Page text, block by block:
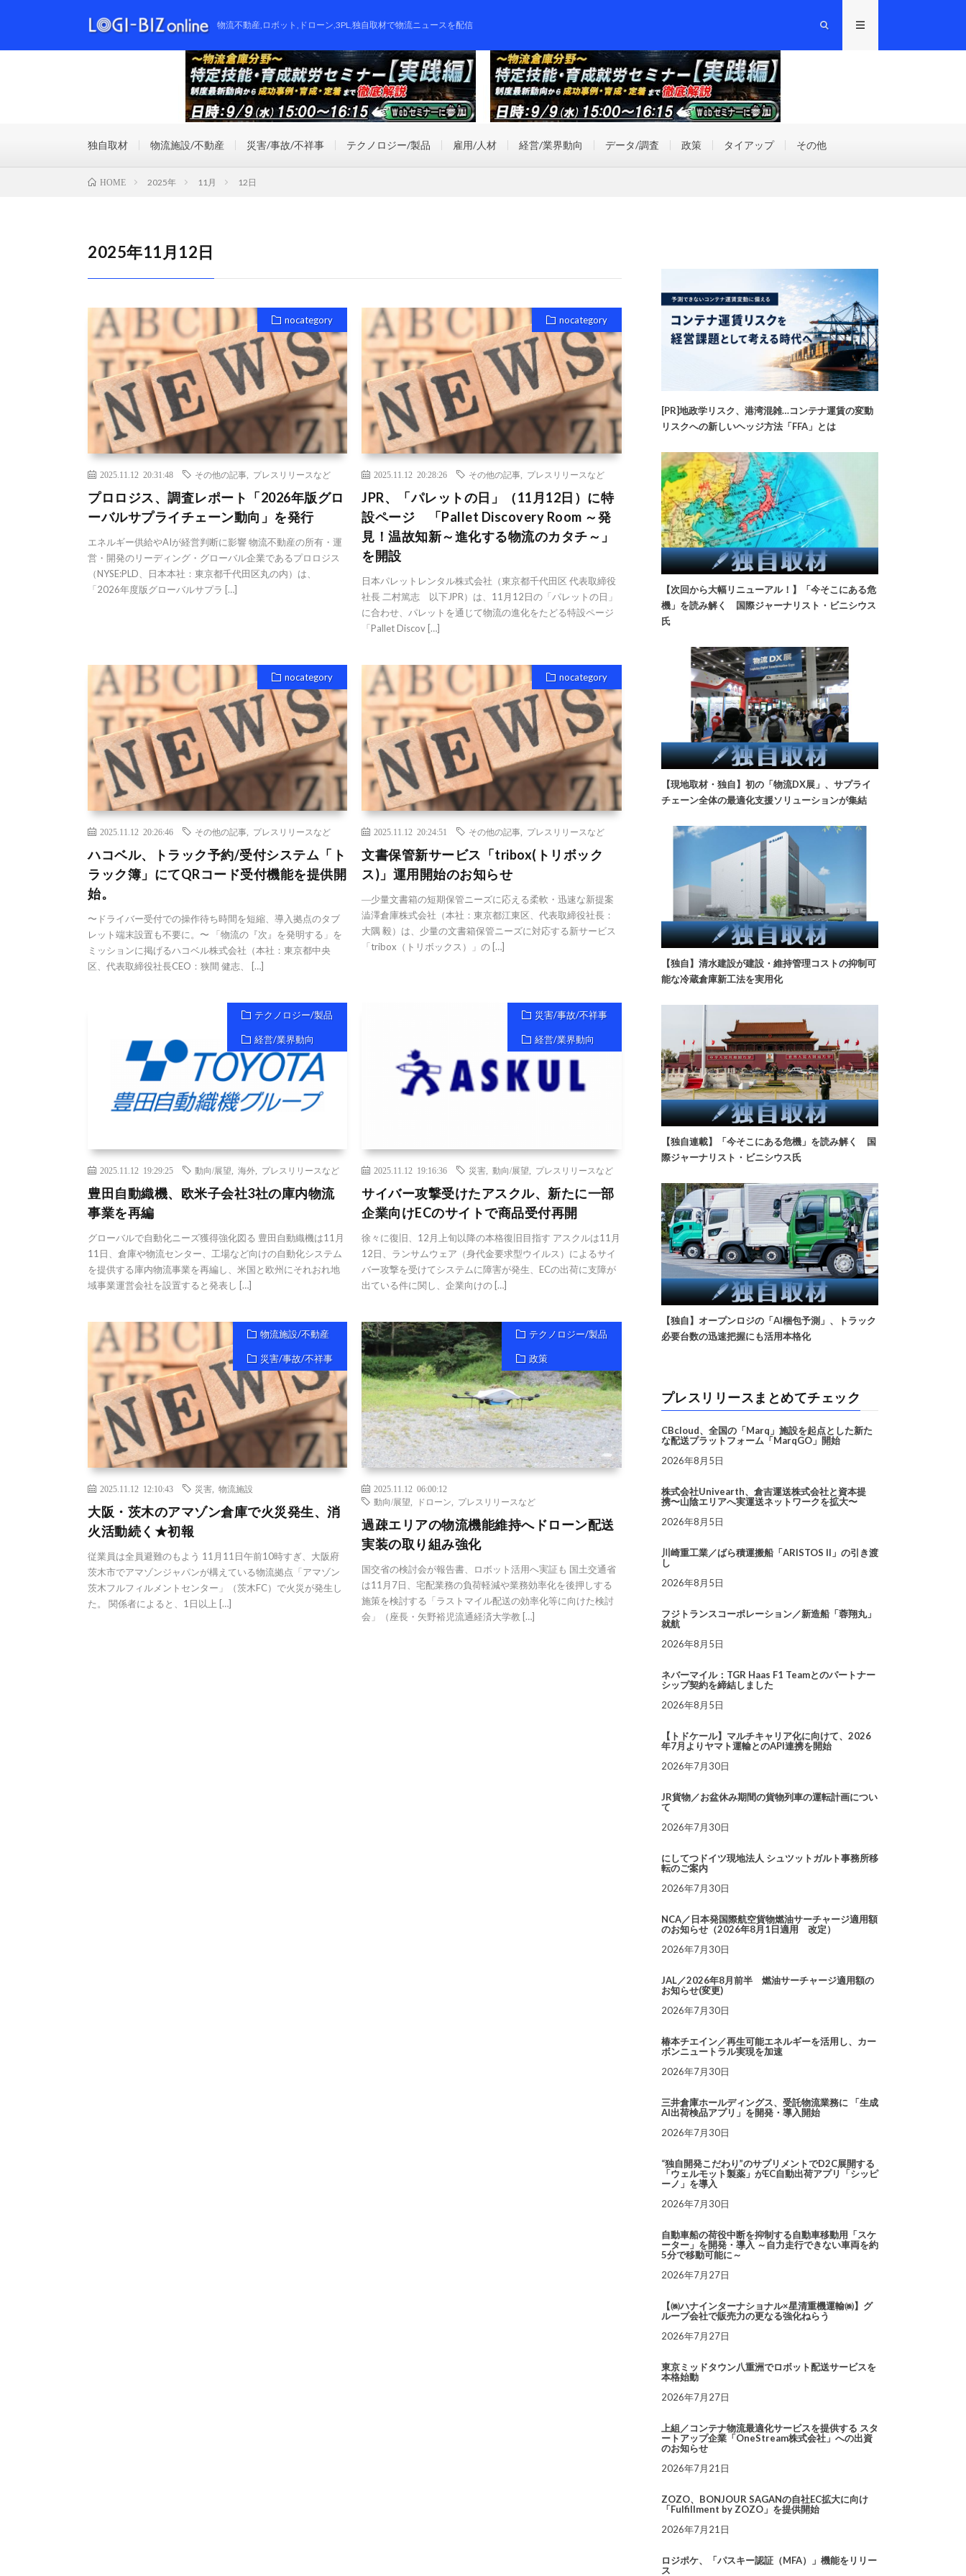
物流不動産,ロボット,ドローン,3PL,独自取材で物流ニュースを配信
独自取材 物流施設/不動産 災害/事故/不祥事 テクノロジー/製品 雇用/人材 経営/業界動向 データ/調査 政策 タイアップ その他
HOME 2025年 11月 12日
2025年11月12日
nocategory
2025.11.12 20:31:48 その他の記事 プレスリリースなど
プロロジス、調査レポート「2026年版グロ
ーバルサプライチェーン動向」を発行
エネルギー供給やAIが経営判断に影響 物流不動産の所有・運
営・開発のリーディング・グローバル企業であるプロロジス
（NYSE:PLD、日本本社：東京都千代田区丸の内）は、
「2026年度版グローバルサプラ […]
nocategory
2025.11.12 20:28:26 その他の記事 プレスリリースなど
JPR、「パレットの日」（11月12日）に特
設ページ 「Pallet Discovery Room ～発
見！温故知新～進化する物流のカタチ～」
を開設
日本パレットレンタル株式会社（東京都千代田区 代表取締役
社長 二村篤志 以下JPR）は、11月12日の「パレットの日」
に合わせ、パレットを通じて物流の進化をたどる特設ページ
「Pallet Discov […]
nocategory
2025.11.12 20:26:46 その他の記事 プレスリリースなど
ハコベル、トラック予約/受付システム「ト
ラック簿」にてQRコード受付機能を提供開
始。
〜ドライバー受付での操作待ち時間を短縮、導入拠点のタブ
レット端末設置も不要に。〜 「物流の『次』を発明する」を
ミッションに掲げるハコベル株式会社（本社：東京都中央
区、代表取締役社長CEO：狭間 健志、 […]
nocategory
2025.11.12 20:24:51 その他の記事 プレスリリースなど
文書保管新サービス「tribox(トリボック
ス)」運用開始のお知らせ
―少量文書箱の短期保管ニーズに応える柔軟・迅速な新提案
澁澤倉庫株式会社（本社：東京都江東区、代表取締役社長：
大隅 毅）は、少量の文書箱保管ニーズに対応する新サービス
「tribox（トリボックス）」の […]
テクノロジー/製品
経営/業界動向
2025.11.12 19:29:25 動向/展望 海外 プレスリリースなど
豊田自動織機、欧米子会社3社の庫内物流
事業を再編
グローバルで自動化ニーズ獲得強化図る 豊田自動織機は11月
11日、倉庫や物流センター、工場など向けの自動化システム
を提供する庫内物流事業を再編し、米国と欧州にそれおれ地
域事業運営会社を設置すると発表し […]
災害/事故/不祥事
経営/業界動向
2025.11.12 19:16:36 災害 ,動向/展望 プレスリリースなど
サイバー攻撃受けたアスクル、新たに一部
企業向けECのサイトで商品受付再開
徐々に復旧、12月上旬以降の本格復旧目指す アスクルは11月
12日、ランサムウェア（身代金要求型ウイルス）によるサイ
バー攻撃を受けてシステムに障害が発生、ECの出荷に支障が
出ている件に関し、企業向けの […]
物流施設/不動産
災害/事故/不祥事
2025.11.12 12:10:43 災害 物流施設
大阪・茨木のアマゾン倉庫で火災発生、消
火活動続く★初報
従業員は全員避難のもよう 11月11日午前10時すぎ、大阪府
茨木市でアマゾンジャパンが構えている物流拠点「アマゾン
茨木フルフィルメントセンター」（茨木FC）で火災が発生し
た。 関係者によると、1日以上 […]
テクノロジー/製品
政策
2025.11.12 06:00:12
動向/展望
ドローン プレスリリースなど
過疎エリアの物流機能維持へドローン配送
実装の取り組み強化
国交省の検討会が報告書、ロボット活用へ実証も 国土交通省
は11月7日、宅配業務の負荷軽減や業務効率化を後押しする
施策を検討する「ラストマイル配送の効率化等に向けた検討
会」（座長・矢野裕児流通経済大学教 […]
[PR]地政学リスク、港湾混雑…コンテナ運賃の変動
リスクへの新しいヘッジ方法「FFA」とは
【次回から大幅リニューアル！】「今そこにある危
機」を読み解く 国際ジャーナリスト・ビニシウス
氏
【現地取材・独自】初の「物流DX展」、サプライ
チェーン全体の最適化支援ソリューションが集結
【独自】清水建設が建設・維持管理コストの抑制可
能な冷蔵倉庫新工法を実用化
【独自連載】「今そこにある危機」を読み解く 国
際ジャーナリスト・ビニシウス氏
【独自】オープンロジの「AI梱包予測」、トラック
必要台数の迅速把握にも活用本格化
プレスリリースまとめてチェック
CBcloud、全国の「Marq」施設を起点とした新た
な配送プラットフォーム「MarqGO」開始
2026年8月5日
株式会社Univearth、倉吉運送株式会社と資本提
携〜山陰エリアへ実運送ネットワークを拡大〜
2026年8月5日
川崎重工業／ばら積運搬船「ARISTOS II」の引き渡
し
2026年8月5日
フジトランスコーポレーション／新造船「蓉翔丸」
就航
2026年8月5日
ネバーマイル：TGR Haas F1 Teamとのパートナー
シップ契約を締結しました
2026年8月5日
【トドケール】マルチキャリア化に向けて、2026
年7月よりヤマト運輸とのAPI連携を開始
2026年7月30日
JR貨物／お盆休み期間の貨物列車の運転計画につい
て
2026年7月30日
にしてつドイツ現地法人 シュツットガルト事務所移
転のご案内
2026年7月30日
NCA／日本発国際航空貨物燃油サーチャージ適用額
のお知らせ（2026年8月1日適用 改定）
2026年7月30日
JAL／2026年8月前半 燃油サーチャージ適用額の
お知らせ(変更)
2026年7月30日
椿本チエイン／再生可能エネルギーを活用し、カー
ボンニュートラル実現を加速
2026年7月30日
三井倉庫ホールディングス、受託物流業務に 「生成
AI出荷検品アプリ」を開発・導入開始
2026年7月30日
“独自開発こだわり”のサプリメントでD2C展開する
「ウェルモット製薬」がEC自動出荷アプリ「シッピ
ーノ」を導入
2026年7月30日
自動車船の荷役中断を抑制する自動車移動用「スケ
ーター」を開発・導入 ～自力走行できない車両を約
5分で移動可能に～
2026年7月27日
【㈱ハナインターナショナル×星清重機運輸㈱】グ
ループ会社で販売力の更なる強化ねらう
2026年7月27日
東京ミッドタウン八重洲でロボット配送サービスを
本格始動
2026年7月27日
上組／コンテナ物流最適化サービスを提供する スタ
ートアップ企業「OneStream株式会社」への出資
のお知らせ
2026年7月21日
ZOZO、BONJOUR SAGANの自社EC拡大に向け
「Fulfillment by ZOZO」を提供開始
2026年7月21日
ロジポケ、「パスキー認証（MFA）」機能をリリー
ス